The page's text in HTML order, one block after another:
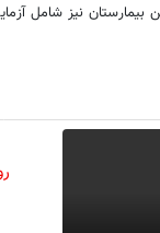
نیز شامل